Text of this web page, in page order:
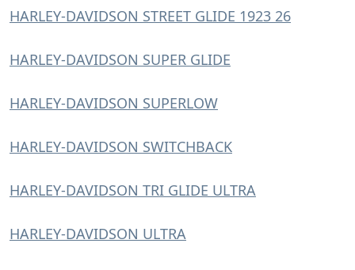
HARLEY-DAVIDSON STREET GLIDE 1923 26
HARLEY-DAVIDSON SUPER GLIDE
HARLEY-DAVIDSON SUPERLOW
HARLEY-DAVIDSON SWITCHBACK
HARLEY-DAVIDSON TRI GLIDE ULTRA
HARLEY-DAVIDSON ULTRA